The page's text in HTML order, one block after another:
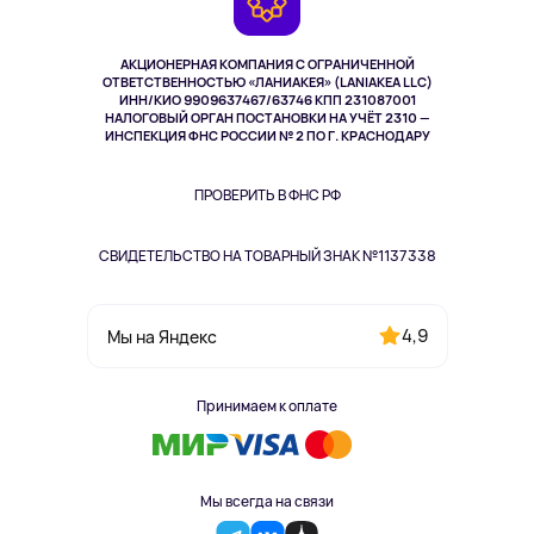
АКЦИОНЕРНАЯ КОМПАНИЯ С ОГРАНИЧЕННОЙ
ОТВЕТСТВЕННОСТЬЮ «ЛАНИАКЕЯ» (LANIAKEA LLC)
ИНН/КИО 9909637467/63746 КПП 231087001
НАЛОГОВЫЙ ОРГАН ПОСТАНОВКИ НА УЧЁТ 2310 —
ИНСПЕКЦИЯ ФНС РОССИИ № 2 ПО Г. КРАСНОДАРУ
ПРОВЕРИТЬ В ФНС РФ
СВИДЕТЕЛЬСТВО НА ТОВАРНЫЙ ЗНАК №1137338
Мы на Яндекс 4,9
Принимаем к оплате
Мы всегда на связи
Здоровье питомцев
Одежда и аксессуары